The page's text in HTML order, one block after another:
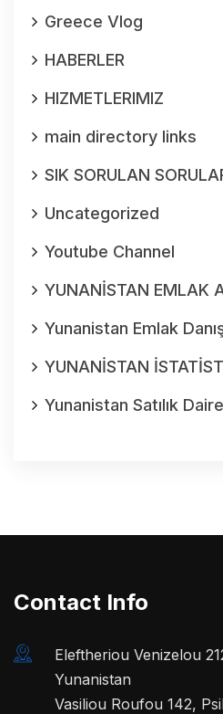
Greece Vlog
HABERLER
HIZMETLERIMIZ
main directory links
SIK SORULAN
Uncategorized
Youtube Channel
YUNANİSTAN EMLAK
Yunanistan Emlak
YUNANİSTAN
Yunanistan Satılık Daire
Contact Info
Eleftheriou Venizelou
Yunanistan
Vasiliou Roufou 142,